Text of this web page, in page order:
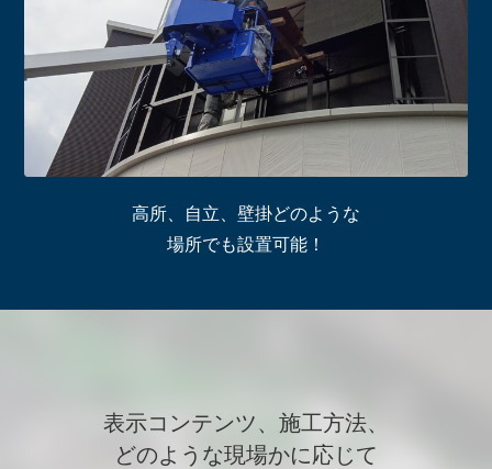
高所、自立、壁掛どのような
場所でも設置可能！
表示コンテンツ、施工方法、
どのような現場かに応じて